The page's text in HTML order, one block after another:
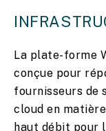
La plate-forme
conçue pour
fournisseurs de
cloud en
haut débit pour